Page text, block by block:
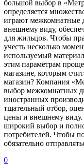
большой выбор в
определяется
играют межкомнатные
внешнему виду,
для жильцов. Чтобы
учесть несколько
используемый
этим параметрам
магазине, которым
магазин? Компания
выбор межкомнатных
иностранных
тщательный отбор,
цены и внешнему виду.
широкий выбор и
потребителей. Чтобы
обязательно
0